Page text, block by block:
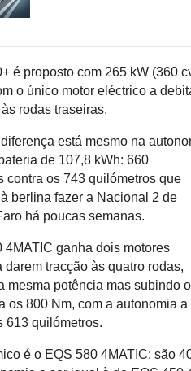
é proposto com 265 kW (360
o único motor eléctrico a
rodas traseiras.
está mesmo na
de 107,8 kWh: 660
contra os 743 quilómetros que
berlina fazer a Nacional 2 de
há poucas semanas.
4MATIC ganha dois motores
darem tracção às quatro rodas,
mesma potência mas subindo o
os 800 Nm, com a autonomia a
613 quilómetros.
é o EQS 580 4MATIC: são